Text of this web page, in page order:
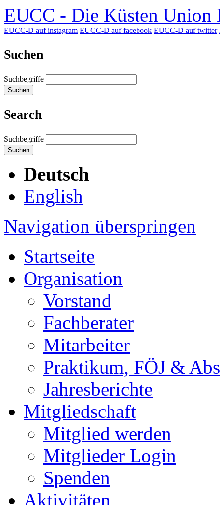
EUCC - Die Küsten Union
EUCC-D auf instagram EUCC-D auf facebook EUCC-D auf twitter
Suchen
Suchbegriffe
Suchen
Search
Suchbegriffe
Suchen
Deutsch
English
Navigation überspringen
Startseite
Organisation
Vorstand
Fachberater
Mitarbeiter
Praktikum, FÖJ &
Jahresberichte
Mitgliedschaft
Mitglied werden
Mitglieder Login
Spenden
Aktivitäten